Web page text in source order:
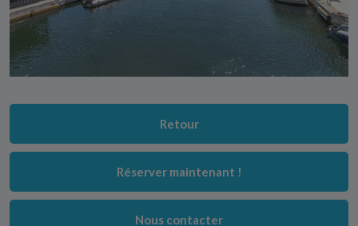
Retour
Réserver maintenant !
Nous contacter